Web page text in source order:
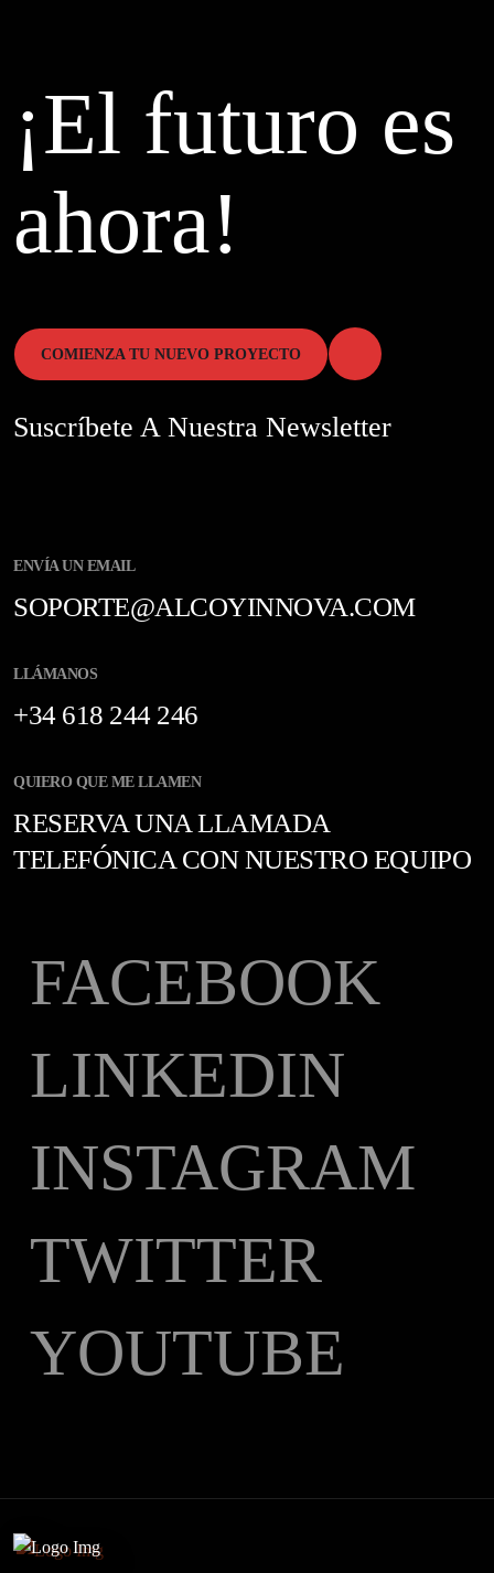
¡El futuro es
ahora!
COMIENZA TU NUEVO PROYECTO
Suscríbete A Nuestra Newsletter
ENVÍA UN EMAIL
SOPORTE@ALCOYINNOVA.COM
LLÁMANOS
+34 618 244 246
QUIERO QUE ME LLAMEN
RESERVA UNA LLAMADA
TELEFÓNICA CON NUESTRO EQUIPO
FACEBOOK
LINKEDIN
INSTAGRAM
TWITTER
YOUTUBE